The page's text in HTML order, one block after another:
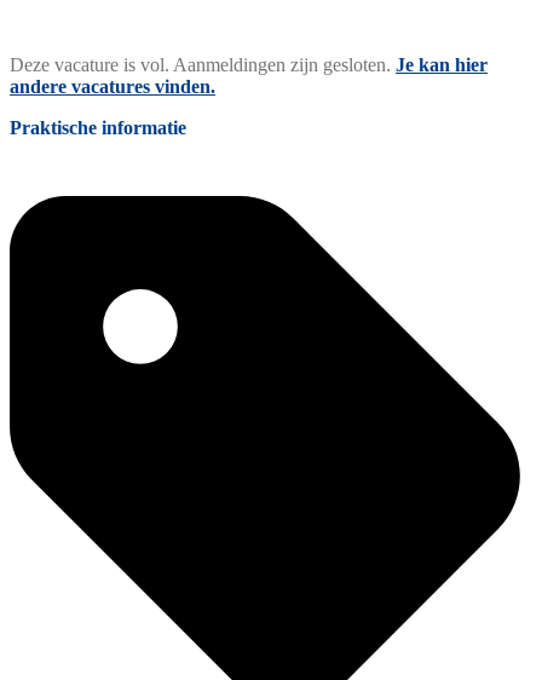
Deze vacature is vol. Aanmeldingen zijn gesloten. Je kan hier
andere vacatures vinden.
Praktische informatie